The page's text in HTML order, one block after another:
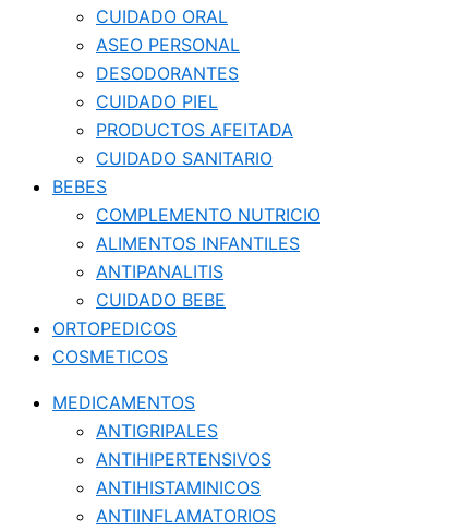
CUIDADO ORAL
ASEO PERSONAL
DESODORANTES
CUIDADO PIEL
PRODUCTOS AFEITADA
CUIDADO SANITARIO
BEBES
COMPLEMENTO NUTRICIO
ALIMENTOS INFANTILES
ANTIPANALITIS
CUIDADO BEBE
ORTOPEDICOS
COSMETICOS
MEDICAMENTOS
ANTIGRIPALES
ANTIHIPERTENSIVOS
ANTIHISTAMINICOS
ANTIINFLAMATORIOS